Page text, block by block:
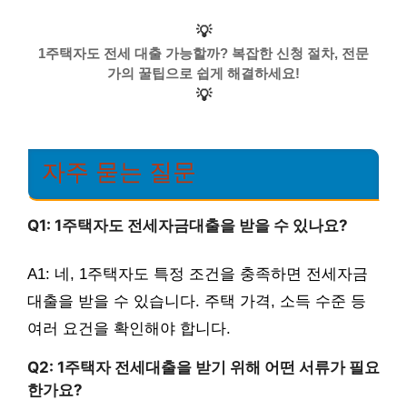
💡
1주택자도 전세 대출 가능할까? 복잡한 신청 절차, 전문
가의 꿀팁으로 쉽게 해결하세요!
💡
자주 묻는 질문
Q1: 1주택자도 전세자금대출을 받을 수 있나요?
A1: 네, 1주택자도 특정 조건을 충족하면 전세자금
대출을 받을 수 있습니다. 주택 가격, 소득 수준 등
여러 요건을 확인해야 합니다.
Q2: 1주택자 전세대출을 받기 위해 어떤 서류가 필요
한가요?